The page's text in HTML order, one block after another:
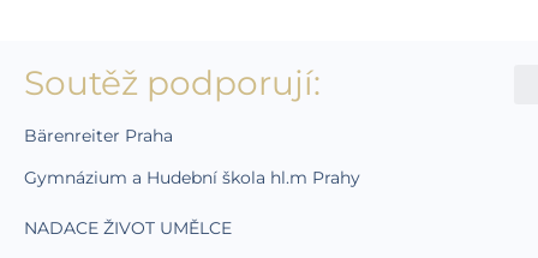
Soutěž podporují:
Bärenreiter Praha
Gymnázium a Hudební škola hl.m Prahy
NADACE ŽIVOT UMĚLCE